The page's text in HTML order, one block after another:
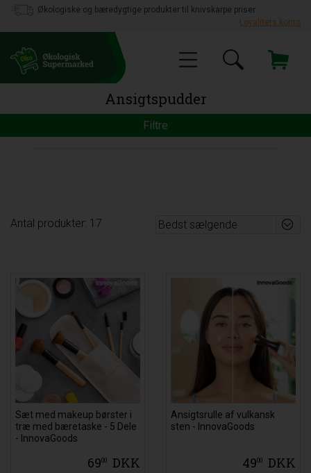
Økologiske og bæredygtige produkter til knivskarpe priser
Loyalitets konto
Ansigtspudder
Filtre
Antal produkter: 17
Sæt med makeup børster i
træ med bæretaske - 5 Dele
- InnovaGoods
6900 DKK
Ansigtsrulle af vulkansk
sten - InnovaGoods
4900 DKK